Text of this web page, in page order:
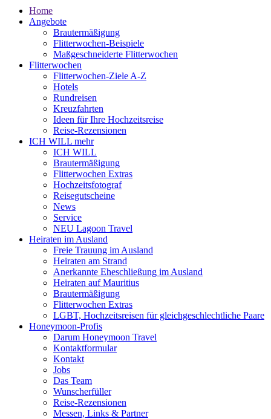
Home
Angebote
Brautermäßigung
Flitterwochen-Beispiele
Maßgeschneiderte Flitterwochen
Flitterwochen
Flitterwochen-Ziele A-Z
Hotels
Rundreisen
Kreuzfahrten
Ideen für Ihre Hochzeitsreise
Reise-Rezensionen
ICH WILL mehr
ICH WILL
Brautermäßigung
Flitterwochen Extras
Hochzeitsfotograf
Reisegutscheine
News
Service
NEU Lagoon Travel
Heiraten im Ausland
Freie Trauung im Ausland
Heiraten am Strand
Anerkannte Eheschließung im Ausland
Heiraten auf Mauritius
Brautermäßigung
Flitterwochen Extras
LGBT, Hochzeitsreisen für gleichgeschlechtliche Paare
Honeymoon-Profis
Darum Honeymoon Travel
Kontaktformular
Kontakt
Jobs
Das Team
Wunscherfüller
Reise-Rezensionen
Messen, Links & Partner